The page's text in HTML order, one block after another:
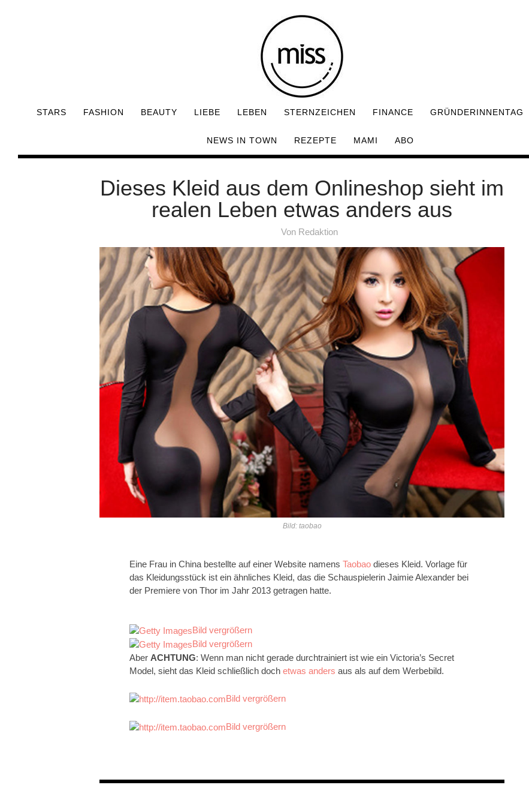
STARS FASHION BEAUTY LIEBE LEBEN STERNZEICHEN FINANCE GRÜNDERINNENTAG
NEWS IN TOWN REZEPTE MAMI ABO
Dieses Kleid aus dem Onlineshop sieht im
realen Leben etwas anders aus
Von Redaktion
Bild: taobao
Eine Frau in China bestellte auf einer Website namens Taobao dieses Kleid. Vorlage für
das Kleidungsstück ist ein ähnliches Kleid, das die Schauspielerin Jaimie Alexander bei
der Premiere von Thor im Jahr 2013 getragen hatte.
Bild vergrößern
Bild vergrößern
Aber ACHTUNG: Wenn man nicht gerade durchtrainiert ist wie ein Victoria’s Secret
Model, sieht das Kleid schließlich doch etwas anders aus als auf dem Werbebild.
Bild vergrößern
Bild vergrößern